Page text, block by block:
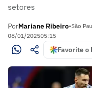
setores
PorMariane Ribeiro•São
08/01/202505:15
Favorite o